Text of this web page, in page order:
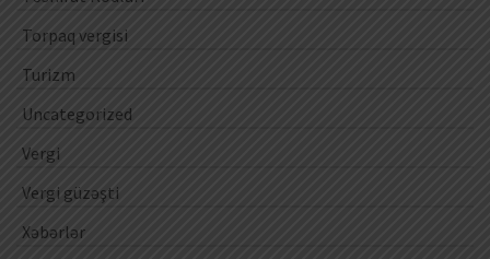
Torpaq vergisi
Turizm
Uncategorized
Vergi
Vergi güzəşti
Xəbərlər